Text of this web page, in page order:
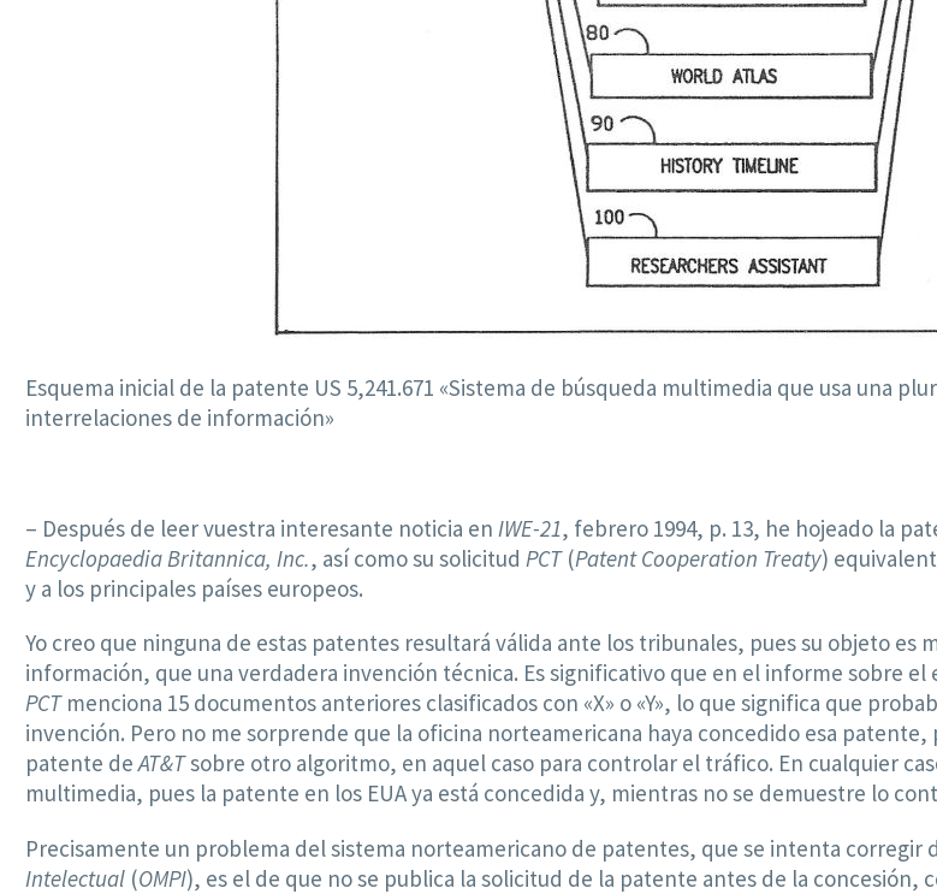
Esquema inicial de la patente US 5,241.671 «Sistema de búsqueda multimedia que usa una
interrelaciones de información»
– Después de leer vuestra interesante noticia en IWE-21, febrero 1994, p. 13, he hojeado la
Encyclopaedia Britannica, Inc., así como su solicitud PCT (Patent Cooperation Treaty)
y a los principales países europeos.
Yo creo que ninguna de estas patentes resultará válida ante los tribunales, pues su objeto
información, que una verdadera invención técnica. Es significativo que en el informe sobre el
PCTmenciona 15 documentos anteriores clasificados con «X» o «Y», lo que significa que
invención. Pero no me sorprende que la oficina norteamericana haya concedido esa patente,
patente deAT&Tsobre otro algoritmo, en aquel caso para controlar el tráfico. En cualquier
multimedia, pues la patente en los EUA ya está concedida y, mientras no se demuestre lo
Precisamente un problema del sistema norteamericano de patentes, que se intenta corregir
Intelectual (OMPI), es el de que no se publica la solicitud de la patente antes de la